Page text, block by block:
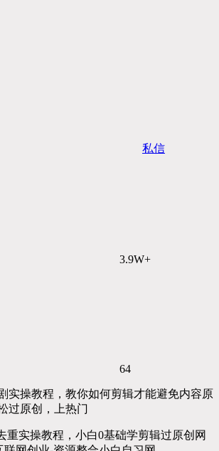
私信
3.9W+
64
实操教程，教你如何剪辑才能避免内容原
过原创，上热门